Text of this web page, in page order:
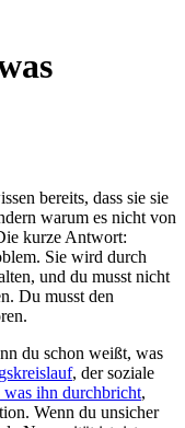
bereits, dass sie sie
warum es nicht von
kurze Antwort:
Sie wird durch
und du musst nicht
Du musst den
du schon weißt, was
, der soziale
ihn durchbricht,
Wenn du unsicher